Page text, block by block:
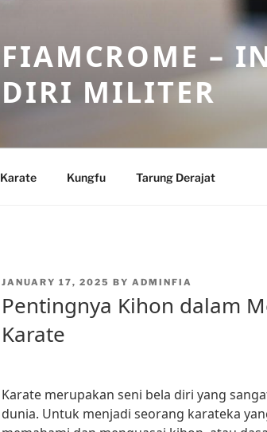
FIAMCROME –
DIRI MILITER
Karate Kungfu Tarung Derajat
POSTED
JANUARY 17, 2025 BY ADMINFIA
Pentingnya Kihon dalam
Karate
Karate merupakan seni bela diri yang
dunia. Untuk menjadi seorang karateka